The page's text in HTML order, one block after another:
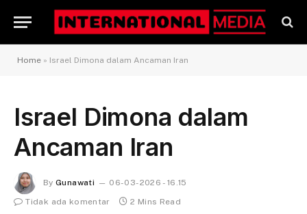
Home » Israel Dimona dalam Ancaman Iran
Israel Dimona dalam
Ancaman Iran
By Gunawati
06-03-2026 - 16.15
Tidak ada komentar
2 Mins Read